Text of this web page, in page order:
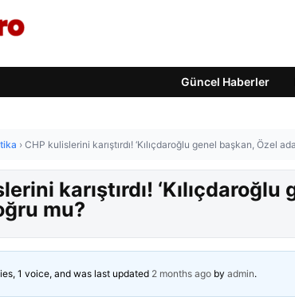
Güncel Haberler
› CHP kulislerini karıştırdı! ‘Kılıçdaroğlu genel başkan, Özel
karıştırdı!
mu?
1 voice, and was last updated 2 months ago by admin.